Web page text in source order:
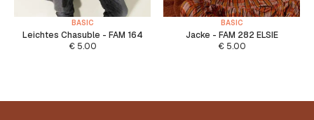
BASIC
Leichtes Chasuble - FAM 164
€5.00
BASIC
Jacke - FAM 282 ELSIE
€5.00